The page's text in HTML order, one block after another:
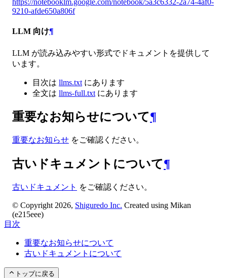
https://notebooklm.google.com/notebook/5a3c6332-2a74-4af0-
9210-afde650a806f
LLM 向け¶
LLM が読み込みやすい形式でドキュメントを提供して
います。
目次は llms.txt にあります
全文は llms-full.txt にあります
重要なお知らせについて¶
重要なお知らせ をご確認ください。
古いドキュメントについて¶
古いドキュメント をご確認ください。
© Copyright 2026, Shiguredo Inc. Created using Mikan
(e215eee)
目次
重要なお知らせについて
古いドキュメントについて
トップに戻る